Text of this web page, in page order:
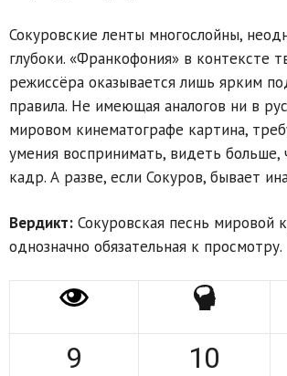
Сокуровские ленты многослойны,
глубоки. «Франкофония» в контексте
режиссёра оказывается лишь ярким
правила. Не имеющая аналогов ни в
мировом кинематографе картина,
умения воспринимать, видеть больше,
кадр. А разве, если Сокуров, бывает
Вердикт: Сокуровская песнь мировой
однозначно обязательная к просмотру.
9 10